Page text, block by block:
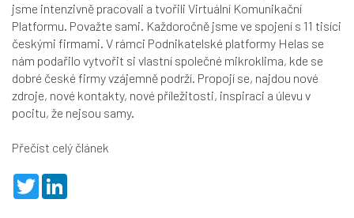
jsme intenzivně pracovali a tvořili Virtuální Komunikační
Platformu. Považte sami. Každoročně jsme ve spojení s 11 tisíci
českými firmami. V rámci Podnikatelské platformy Helas se
nám podařilo vytvořit si vlastní společné mikroklima, kde se
dobré české firmy vzájemně podrží. Propojí se, najdou nové
zdroje, nové kontakty, nové příležitosti, inspiraci a úlevu v
pocitu, že nejsou samy.
Přečíst celý článek
T
w